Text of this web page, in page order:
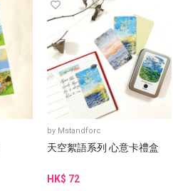
by Mstandforc
天空絮語系列 心意卡禮盒
HK$ 72